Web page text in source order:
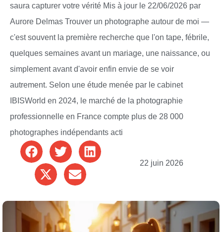
saura capturer votre vérité Mis à jour le 22/06/2026 par
Aurore Delmas Trouver un photographe autour de moi —
c'est souvent la première recherche que l'on tape, fébrile,
quelques semaines avant un mariage, une naissance, ou
simplement avant d'avoir enfin envie de se voir
autrement. Selon une étude menée par le cabinet
IBISWorld en 2024, le marché de la photographie
professionnelle en France compte plus de 28 000
photographes indépendants acti
22 juin 2026